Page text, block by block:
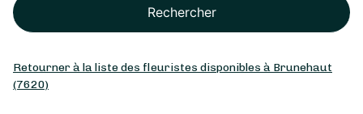
Rechercher
Retourner à la liste des fleuristes disponibles à Brunehaut
(7620)